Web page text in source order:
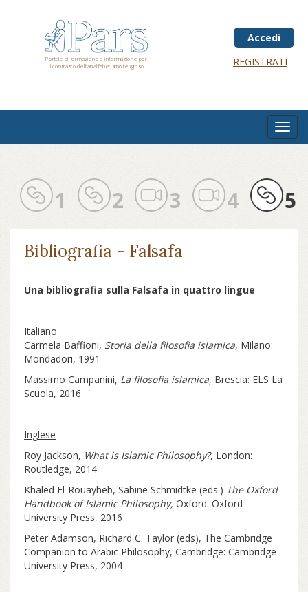
contenuto
Portale di formazione e informazione per
il contrasto dell'analfabetismo religioso
Accedi
REGISTRATI
1 2 3 4 5
Bibliografia - Falsafa
Una bibliografia sulla Falsafa in quattro lingue
Italiano
Carmela Baffioni, Storia della filosofia islamica, Milano:
Mondadori, 1991
Massimo Campanini, La filosofia islamica, Brescia: ELS La
Scuola, 2016
Inglese
Roy Jackson, What is Islamic Philosophy?, London:
Routledge, 2014
Khaled El-Rouayheb, Sabine Schmidtke (eds.) The Oxford
Handbook of Islamic Philosophy, Oxford: Oxford
University Press, 2016
Peter Adamson, Richard C. Taylor (eds), The Cambridge
Companion to Arabic Philosophy, Cambridge: Cambridge
University Press, 2004